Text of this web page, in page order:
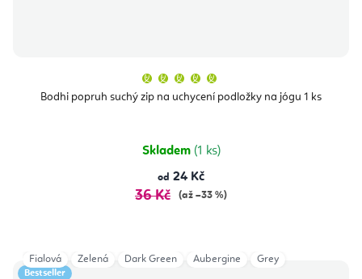
Bodhi popruh suchý zip na uchycení podložky na jógu 1 ks
produktu
je
Skladem (1 ks)
od 24 Kč
36 Kč (až –33 %)
Bestseller
Fialová Zelená Dark Green Aubergine Grey